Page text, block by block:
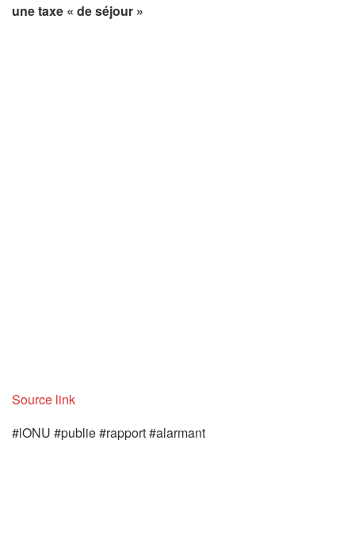
une taxe « de séjour »
Source link
#lONU #publie #rapport #alarmant